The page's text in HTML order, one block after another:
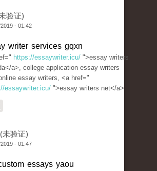
验证)
- 01:42
writer services gqxn
https://essaywriter.icu/ ">essay writers
a>, college application essay writers
essay writers, <a href="
essaywriter.icu/ ">essay writers net</a>
未验证)
- 01:47
essays yaou